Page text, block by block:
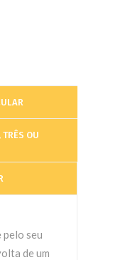
TRÊS OU
seu
de um